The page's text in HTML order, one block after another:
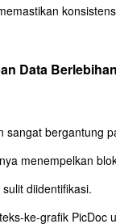
Data
sangat bergantung
menempelkan
diidentifikasi.
ke-grafik PicDoc